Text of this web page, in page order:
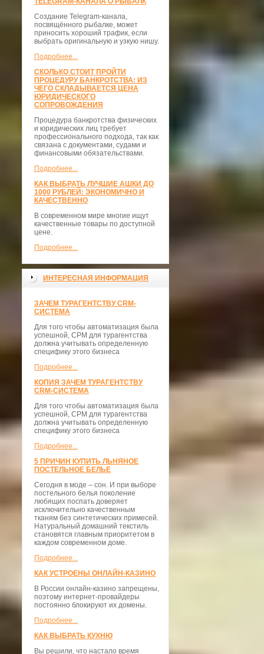
Создание Telegram-канала,
посвящённого рыбалке, может
приносить хороший трафик, если
выбрать оригинальную и узкую нишу.
Подробнее...
СКОЛЬКО СТОИТ ПРОЙТИ
ПРОЦЕДУРУ БАНКРОТСТВА: ИЗ
ЧЕГО СКЛАДЫВАЕТСЯ ЦЕНА
ЮРИДИЧЕСКОГО
СОПРОВОЖДЕНИЯ
Процедура банкротства физических
и юридических лиц требует
профессионального подхода, так как
связана с документами, судами и
финансовыми обязательствами.
Подробнее...
КАК ВЫБРАТЬ ЛУЧШИЕ АШКИ ДО
1000 РУБЛЕЙ: ЭКОНОМИЧНО И
КАЧЕСТВЕННО
В современном мире многие ищут
качественные товары по доступной
цене.
Подробнее...
ИНТЕРЕСНАЯ ИНФОРМАЦИЯ
ЗАЧЕМ ТУРАГЕНТСТВУ CRM-
СИСТЕМА
Для того чтобы автоматизация была
успешной, СРМ для турагентства
должна учитывать определенную
специфику этого бизнеса
Подробнее...
КОПИЯ ЗАЧЕМ ТУРАГЕНТСТВУ
CRM-СИСТЕМА
Для того чтобы автоматизация была
успешной, СРМ для турагентства
должна учитывать определенную
специфику этого бизнеса
Подробнее...
5 ПРИЧИН КУПИТЬ ЛЬНЯНОЕ
ПОСТЕЛЬНОЕ БЕЛЬЕ
Сегодня в моде – сон. И при выборе
постельного белья поколение
любящих поспать доверяет
исключительно качественным
тканям без синтетических примесей.
Натуральный домашний текстиль
становятся главным приоритетом в
каждом современном доме.
Подробнее...
КАК УСТРОЕНЫ ОНЛАЙН-КАЗИНО
В России онлайн-казино запрещены,
поэтому интернет-провайдеры
постоянно блокируют их домены.
Подробнее...
КАК ВЫБРАТЬ КУХНЮ
Вы решили, что настало время